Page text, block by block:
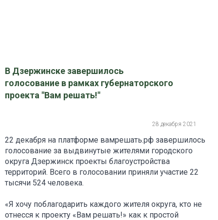
В Дзержинске завершилось
голосование в рамках губернаторского
проекта "Вам решать!"
28 декабря 2021
22 декабря на платформе вамрешать.рф завершилось
голосование за выдвинутые жителями городского
округа Дзержинск проекты благоустройства
территорий. Всего в голосовании приняли участие 22
тысячи 524 человека.
«Я хочу поблагодарить каждого жителя округа, кто не
отнесся к проекту «Вам решать!» как к простой